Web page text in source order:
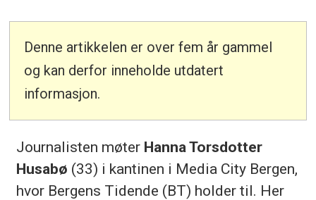
Denne artikkelen er over fem år gammel
og kan derfor inneholde utdatert
informasjon.
Journalisten møter Hanna Torsdotter
Husabø (33) i kantinen i Media City Bergen,
hvor Bergens Tidende (BT) holder til. Her